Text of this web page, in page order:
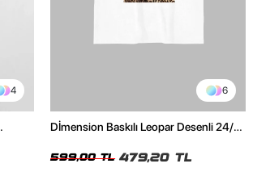
4 6
Dİmension Baskılı Leopar Desenli 24/1
599,00 TL 479,20 TL